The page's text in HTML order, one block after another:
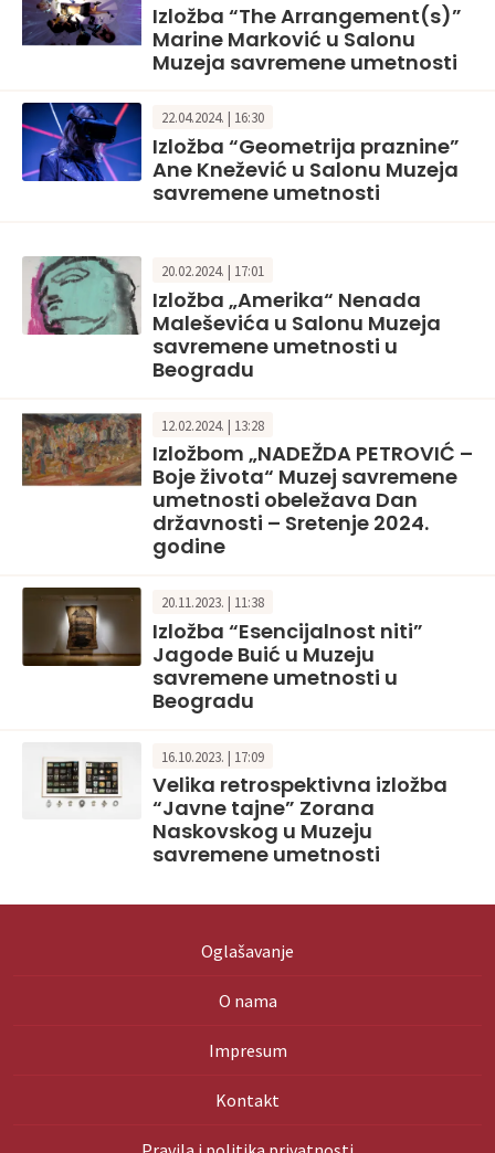
Izložba “The Arrangement(s)”
Marine Marković u Salonu
Muzeja savremene umetnosti
22.04.2024. | 16:30
Izložba “Geometrija praznine”
Ane Knežević u Salonu Muzeja
savremene umetnosti
20.02.2024. | 17:01
Izložba „Amerika“ Nenada
Maleševića u Salonu Muzeja
savremene umetnosti u
Beogradu
12.02.2024. | 13:28
Izložbom „NADEŽDA PETROVIĆ –
Boje života“ Muzej savremene
umetnosti obeležava Dan
državnosti – Sretenje 2024.
godine
20.11.2023. | 11:38
Izložba “Esencijalnost niti”
Jagode Buić u Muzeju
savremene umetnosti u
Beogradu
16.10.2023. | 17:09
Velika retrospektivna izložba
“Javne tajne” Zorana
Naskovskog u Muzeju
savremene umetnosti
Oglašavanje
O nama
Impresum
Kontakt